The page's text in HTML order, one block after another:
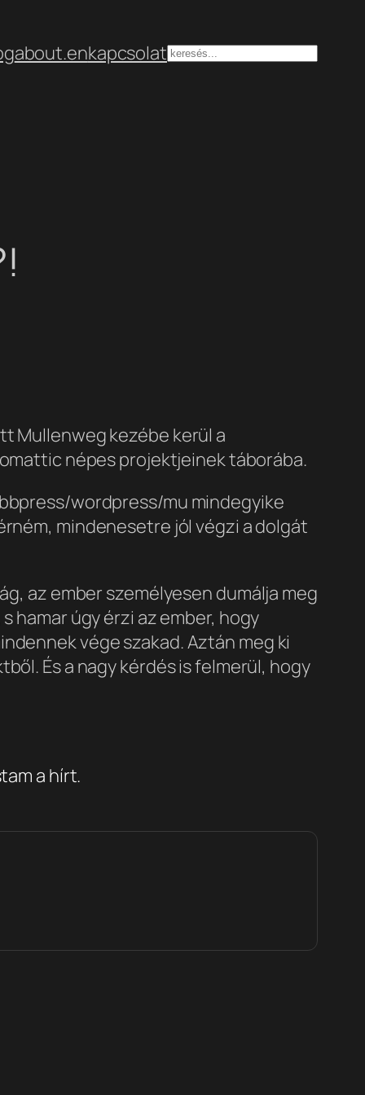
about.enkapcsolatKeresés
Mullenweg kezébe kerül a
népes projektjeinek táborába.
wordpress/mu mindegyike
mindenesetre jól végzi a dolgát
az ember személyesen dumálja meg
hamar úgy érzi az ember, hogy
vége szakad. Aztán meg ki
És a nagy kérdés is felmerül, hogy
a hírt.